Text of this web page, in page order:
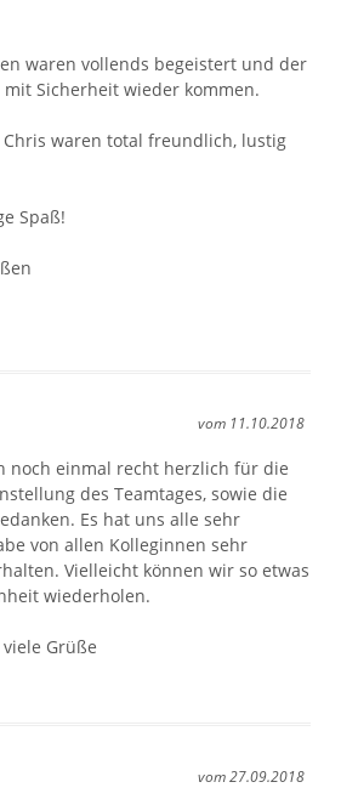
waren vollends begeistert und der
Sicherheit wieder kommen.
waren total freundlich, lustig
Spaß!
vom 11.10.2018
noch einmal recht herzlich für die
des Teamtages, sowie die
Es hat uns alle sehr
von allen Kolleginnen sehr
Vielleicht können wir so etwas
wiederholen.
Grüße
vom 27.09.2018